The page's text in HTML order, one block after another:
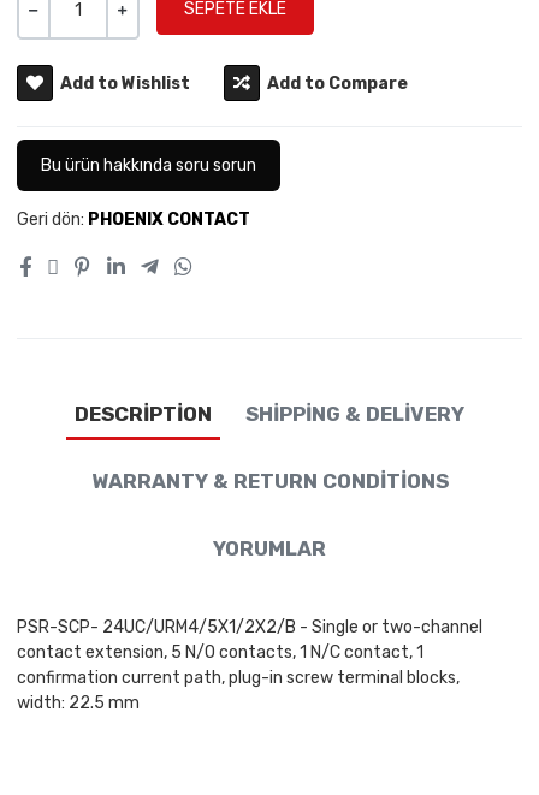
Add to Wishlist Add to Compare
Bu ürün hakkında soru sorun
Geri dön: PHOENIX CONTACT
DESCRIPTION SHIPPING & DELIVERY
WARRANTY & RETURN CONDITIONS
YORUMLAR
PSR-SCP- 24UC/URM4/5X1/2X2/B - Single or two-channel
contact extension, 5 N/O contacts, 1 N/C contact, 1
confirmation current path, plug-in screw terminal blocks,
width: 22.5 mm